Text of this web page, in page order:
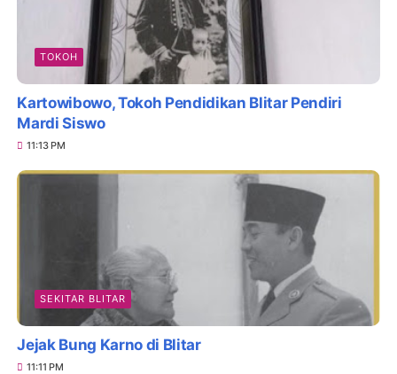
TOKOH
Kartowibowo, Tokoh Pendidikan Blitar Pendiri
Mardi Siswo
11:13 PM
SEKITAR BLITAR
Jejak Bung Karno di Blitar
11:11 PM